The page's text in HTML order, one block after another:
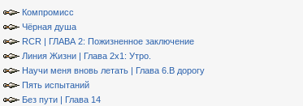
Компромисс
Чёрная душа
RCR | ГЛАВА 2: Пожизненное заключение
Линия Жизни | Глава 2х1: Утро.
Научи меня вновь летать | Глава 6.В дорогу
Пять испытаний
Без пути | Глава 14